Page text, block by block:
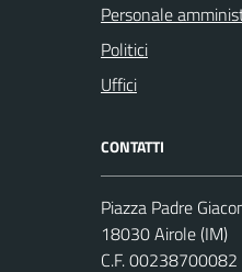
Personale
Politici
Uffici
CONTATTI
Piazza Padre
18030 Airole (IM)
C.F. 00238700082